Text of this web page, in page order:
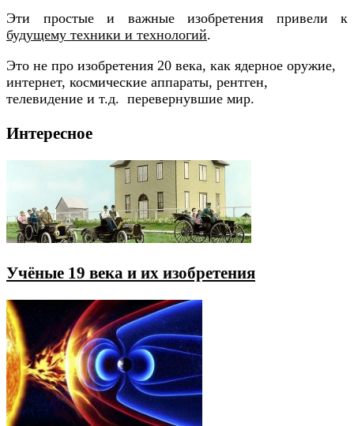
Эти простые и важные изобретения привели к
будущему техники и технологий.
Это не про изобретения 20 века, как ядерное оружие,
интернет, космические аппараты, рентген,
телевидение и т.д. перевернувшие мир.
Интересное
Учёные 19 века и их изобретения